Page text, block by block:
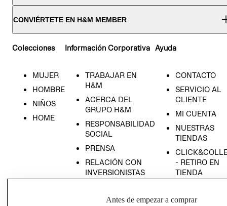
CONVIÉRTETE EN H&M MEMBER
Colecciones
MUJER
HOMBRE
NIÑOS
HOME
Información Corporativa
TRABAJAR EN
H&M
ACERCA DEL
GRUPO H&M
RESPONSABILIDAD
SOCIAL
PRENSA
RELACIÓN CON
INVERSIONISTAS
EMPRESARIAL
Ayuda
CONTACTO
SERVICIO AL
CLIENTE
MI CUENTA
NUESTRAS
TIENDAS
- RETIRO EN
TIENDA
CONDICIONES
Antes de empezar a comprar